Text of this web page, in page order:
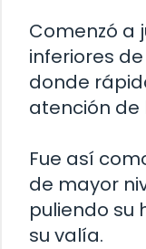
Comenzó a
inferiores
donde
atención de
Fue así
de mayor
puliendo su
su valía.